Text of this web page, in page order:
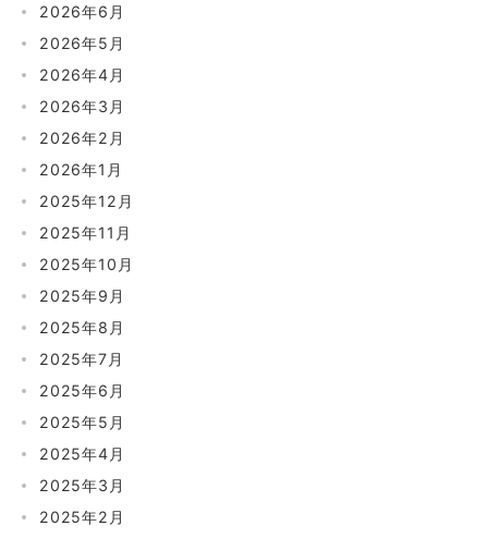
2026年6月
2026年5月
2026年4月
2026年3月
2026年2月
2026年1月
2025年12月
2025年11月
2025年10月
2025年9月
2025年8月
2025年7月
2025年6月
2025年5月
2025年4月
2025年3月
2025年2月